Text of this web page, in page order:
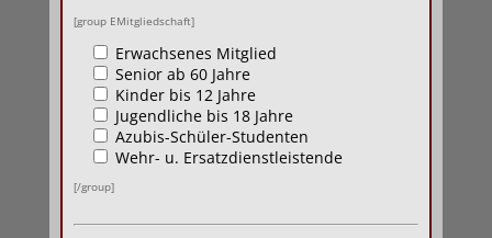
[group EMitgliedschaft]
Erwachsenes Mitglied
Senior ab 60 Jahre
Kinder bis 12 Jahre
Jugendliche bis 18 Jahre
Azubis-Schüler-Studenten
Wehr- u. Ersatzdienstleistende
[/group]